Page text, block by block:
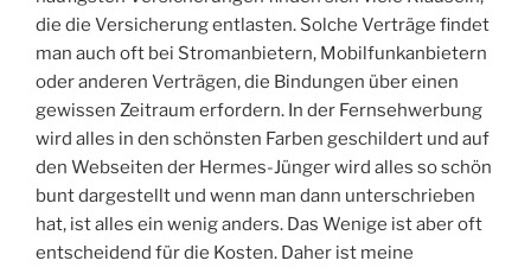
die die Versicherung entlasten. Solche Verträge findet
man auch oft bei Stromanbietern, Mobilfunkanbietern
oder anderen Verträgen, die Bindungen über einen
gewissen Zeitraum erfordern. In der Fernsehwerbung
wird alles in den schönsten Farben geschildert und auf
den Webseiten der Hermes-Jünger wird alles so schön
bunt dargestellt und wenn man dann unterschrieben
hat, ist alles ein wenig anders. Das Wenige ist aber oft
entscheidend für die Kosten. Daher ist meine